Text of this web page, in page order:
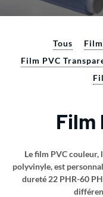
Tous
Film PVC
Film
Le film PVC
polyvinyle, est
dureté 22 PHR-60